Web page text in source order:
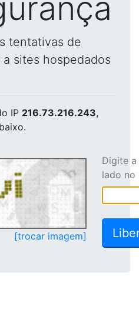
tentativas de
sites hospedados
IP 216.73.216.243,
[trocar imagem]
Digite
lado no